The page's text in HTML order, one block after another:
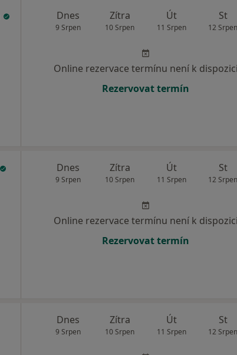
Dnes
9 Srpen
Zítra
10 Srpen
Út
11 Srpen
St
12 Srpen
Online rezervace termínu není k dispozici
Rezervovat termín
Dnes
9 Srpen
Zítra
10 Srpen
Út
11 Srpen
St
12 Srpen
Online rezervace termínu není k dispozici
Rezervovat termín
Dnes
9 Srpen
Zítra
10 Srpen
Út
11 Srpen
St
12 Srpen